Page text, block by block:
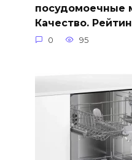
Качество.
0 95